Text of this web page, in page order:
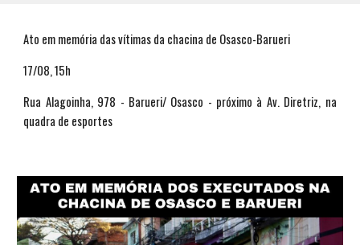
Ato em memória das vítimas da chacina de Osasco-Barueri
17/08, 15h
Rua Alagoinha, 978 - Barueri/ Osasco - próximo à Av. Diretriz, na
quadra de esportes